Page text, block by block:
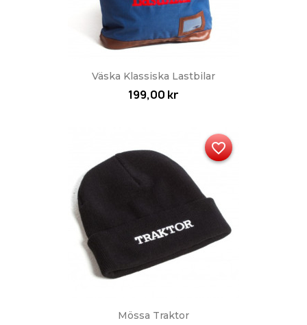
Väska Klassiska Lastbilar
199,00 kr
Mössa Traktor
favorite_border